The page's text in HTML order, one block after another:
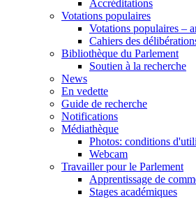
Accréditations
Votations populaires
Votations populaires –
Cahiers des
Bibliothèque du Parlement
Soutien à la recherche
News
En vedette
Guide de recherche
Notifications
Médiathèque
Photos: conditions
Webcam
Travailler pour le Parlement
Apprentissage de
Stages académiques